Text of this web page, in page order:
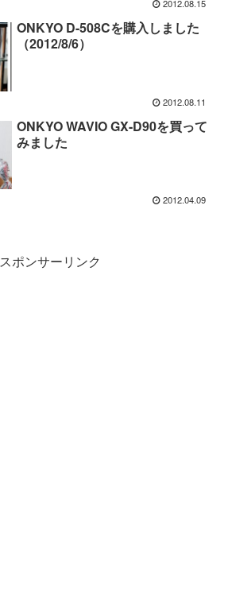
2012.08.15
ONKYO D-508Cを購入しました
（2012/8/6）
2012.08.11
ONKYO WAVIO GX-D90を買って
みました
2012.04.09
スポンサーリンク